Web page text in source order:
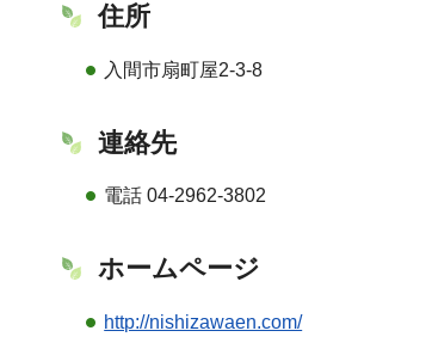
住所
入間市扇町屋2-3-8
連絡先
電話 04-2962-3802
ホームページ
http://nishizawaen.com/